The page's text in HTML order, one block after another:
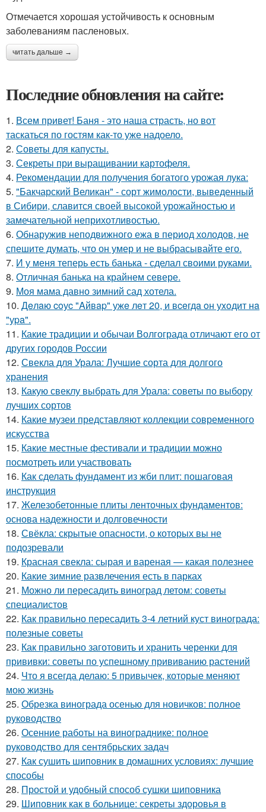
Отмечается хорошая устойчивость к основным
заболеваниям пасленовых.
читать дальше →
Последние обновления на сайте:
1. Всем привет! Баня - это наша страсть, но вот
таскаться по гостям как-то уже надоело.
2. Советы для капусты.
3. Секреты при выращивании картофеля.
4. Рекомендации для получения богатого урожая лука:
5. "Бакчарский Великан" - сорт жимолости, выведенный
в Сибири, славится своей высокой урожайностью и
замечательной неприхотливостью.
6. Обнаружив неподвижного ежа в период холодов, не
спешите думать, что он умер и не выбрасывайте его.
7. И у меня теперь есть банька - сделал своими руками.
8. Отличная банька на крайнем севере.
9. Моя мама давно зимний сад хотела.
10. Дeлaю coуc "Aйвap" ужe лeт 20, и вceгдa oн уxoдит нa
"уpa".
11. Какие традиции и обычаи Волгограда отличают его от
других городов России
12. Свекла для Урала: Лучшие сорта для долгого
хранения
13. Какую свеклу выбрать для Урала: советы по выбору
лучших сортов
14. Какие музеи представляют коллекции современного
искусства
15. Какие местные фестивали и традиции можно
посмотреть или участвовать
16. Как сделать фундамент из жби плит: пошаговая
инструкция
17. Железобетонные плиты ленточных фундаментов:
основа надежности и долговечности
18. Свёкла: скрытые опасности, о которых вы не
подозревали
19. Красная свекла: сырая и вареная — какая полезнее
20. Какие зимние развлечения есть в парках
21. Можно ли пересадить виноград летом: советы
специалистов
22. Как правильно пересадить 3-4 летний куст винограда:
полезные советы
23. Как правильно заготовить и хранить черенки для
прививки: советы по успешному прививанию растений
24. Что я всегда делаю: 5 привычек, которые меняют
мою жизнь
25. Обрезка винограда осенью для новичков: полное
руководство
26. Осенние работы на винограднике: полное
руководство для сентябрьских задач
27. Как сушить шиповник в домашних условиях: лучшие
способы
28. Простой и удобный способ сушки шиповника
29. Шиповник как в больнице: секреты здоровья в